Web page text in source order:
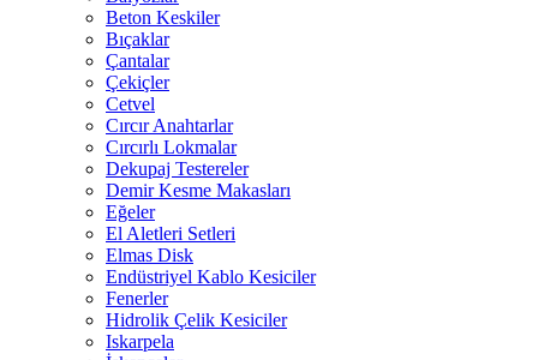
Beton Keskiler
Bıçaklar
Çantalar
Çekiçler
Cetvel
Cırcır Anahtarlar
Cırcırlı Lokmalar
Dekupaj Testereler
Demir Kesme Makasları
Eğeler
El Aletleri Setleri
Elmas Disk
Endüstriyel Kablo Kesiciler
Fenerler
Hidrolik Çelik Kesiciler
Iskarpela